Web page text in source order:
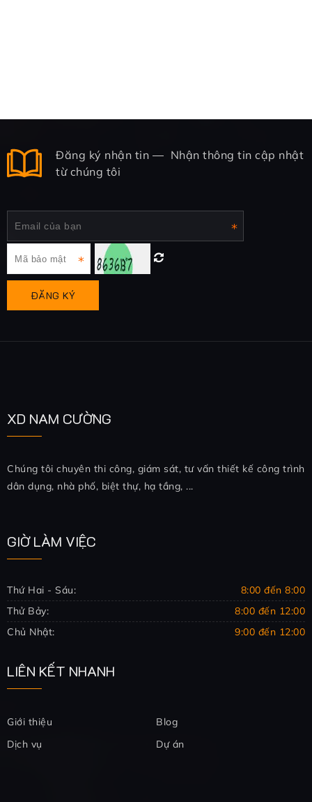
Đăng ký nhận tin
Nhận thông tin cập nhật
từ chúng tôi
XD NAM CƯỜNG
Chúng tôi chuyên thi công, giám sát, tư vấn thiết kế công trình
dân dụng, nhà phố, biệt thự, hạ tầng, ...
GIỜ LÀM VIỆC
Thứ Hai - Sáu:
8:00 đến 8:00
Thử Bảy:
8:00 đến 12:00
Chủ Nhật:
9:00 đến 12:00
LIÊN KẾT NHANH
Giới thiệu
Blog
Dịch vụ
Dự án